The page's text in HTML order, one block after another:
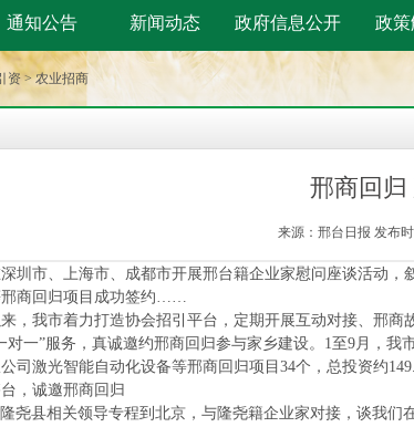
通知公告 新闻动态 政府信息公开 政策
资>农业招商
邢商回归
来源：邢台日报 发布时
市、上海市、成都市开展邢台籍企业家慰问座谈活动，
邢商回归项目成功签约……
我市着力打造协会招引平台，定期开展互动对接、邢商
对一”服务，真诚邀约邢商回归参与家乡建设。1至9月，
司激光智能自动化设备等邢商回归项目34个，总投资约
诚邀邢商回归
县相关领导专程到北京，与隆尧籍企业家对接，谈我们